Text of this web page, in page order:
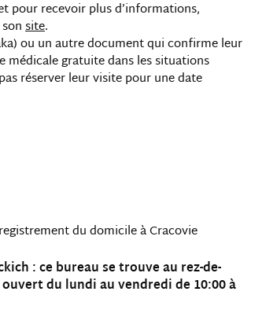
pour recevoir plus d’informations,
site.
ou un autre document qui confirme leur
médicale gratuite dans les situations
réserver leur visite pour une date
du domicile à Cracovie
: ce bureau se trouve au rez-de-
du lundi au vendredi de 10:00 à